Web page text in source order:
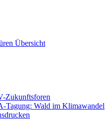
Übersicht
Zukunftsforen
Wald im Klimawandel